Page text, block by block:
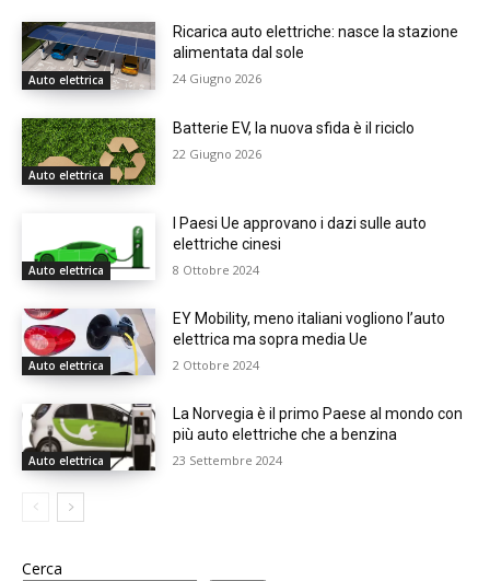
Auto elettrica
Ricarica auto elettriche: nasce la stazione
alimentata dal sole
24 Giugno 2026
Auto elettrica
Batterie EV, la nuova sfida è il riciclo
22 Giugno 2026
Auto elettrica
I Paesi Ue approvano i dazi sulle auto
elettriche cinesi
8 Ottobre 2024
Auto elettrica
EY Mobility, meno italiani vogliono l’auto
elettrica ma sopra media Ue
2 Ottobre 2024
Auto elettrica
La Norvegia è il primo Paese al mondo con
più auto elettriche che a benzina
23 Settembre 2024
Cerca